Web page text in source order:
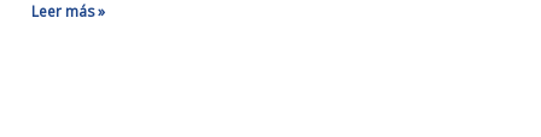
Leer más »